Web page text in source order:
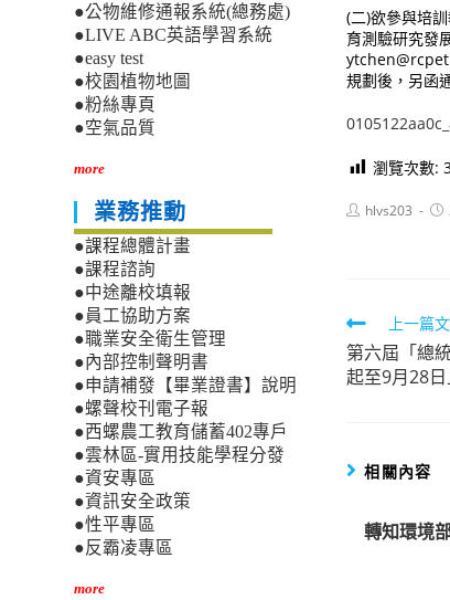
(二)欲參與培
育測驗研究發
規劃後，另函
瀏覽次數:
Posthlvs203
Read
more
articles
上一篇
第六屆「總
起至9月28
相關內容
轉知環境
●公物維修通報系統(總務處)
●LIVE ABC英語學習系統
●easy test
●校園植物地圖
●粉絲專頁
●空氣品質
more
業務推動
●課程總體計畫
●課程諮詢
●中途離校填報
●員工協助方案
●職業安全衛生管理
●內部控制聲明書
●申請補發【畢業證書】說明
●螺聲校刊電子報
●西螺農工教育儲蓄402專戶
●雲林區-實用技能學程分發
●資安專區
●資訊安全政策
●性平專區
●反霸凌專區
more